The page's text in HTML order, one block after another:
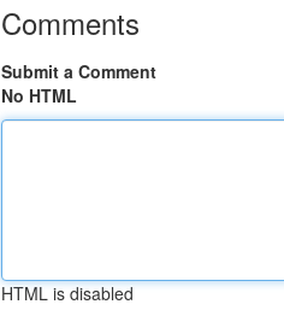
Comments
Submit a Comment
No HTML
HTML is disabled